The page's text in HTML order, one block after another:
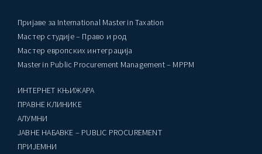
Пријаве за International Master in Taxation
Мастер студије – Право и род
Мастер европских интеграција
Master in Public Procurement Management – MPPM
ИНТЕРНЕТ КЊИЖАРА
ПРАВНЕ КЛИНИКЕ
AЛУМНИ
ЈАВНЕ НАБАВКЕ – PUBLIC PROCUREMENT
ПРИЈЕМНИ